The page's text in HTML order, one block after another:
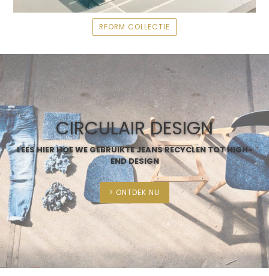
RFORM COLLECTIE
CIRCULAIR DESIGN
LEES HIER HOE WE GEBRUIKTE JEANS RECYCLEN TOT HIGH-
END DESIGN
> ONTDEK NU